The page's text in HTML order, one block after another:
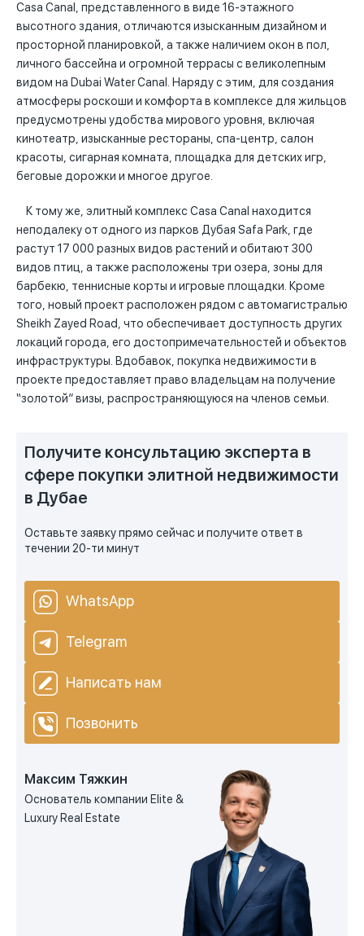
Casa Canal, представленного в виде 16-этажного
высотного здания, отличаются изысканным дизайном и
просторной планировкой, а также наличием окон в пол,
личного бассейна и огромной террасы с великолепным
видом на Dubai Water Canal. Наряду с этим, для создания
атмосферы роскоши и комфорта в комплексе для жильцов
предусмотрены удобства мирового уровня, включая
кинотеатр, изысканные рестораны, спа-центр, салон
красоты, сигарная комната, площадка для детских игр,
беговые дорожки и многое другое.
К тому же, элитный комплекс Casa Canal находится
неподалеку от одного из парков Дубая Safa Park, где
растут 17 000 разных видов растений и обитают 300
видов птиц, а также расположены три озера, зоны для
барбекю, теннисные корты и игровые площадки. Кроме
того, новый проект расположен рядом с автомагистралью
Sheikh Zayed Road, что обеспечивает доступность других
локаций города, его достопримечательностей и объектов
инфраструктуры. Вдобавок, покупка недвижимости в
проекте предоставляет право владельцам на получение
“золотой” визы, распространяющуюся на членов семьи.
Получите консультацию эксперта в
сфере покупки элитной недвижимости
в Дубае
Оставьте заявку прямо сейчас и получите ответ в
течении 20-ти минут
WhatsApp
Telegram
Написать нам
Позвонить
Максим Тяжкин
Основатель компании Elite &
Luxury Real Estate